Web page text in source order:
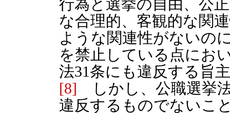
行為と選挙の自由、公
な合理的、客観的な関
ような関連性がないの
を禁止している点にお
法31条にも違反する旨
[8] しかし、公職選挙
違反するものでないこ